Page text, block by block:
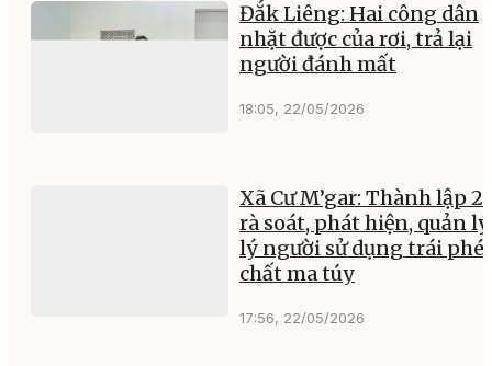
Đắk Liêng: Hai công dân
nhặt được của rơi, trả lại
người đánh mất
18:05, 22/05/2026
Xã Cư M’gar: Thành lập
rà soát, phát hiện, quản
lý người sử dụng trái
chất ma túy
17:56, 22/05/2026